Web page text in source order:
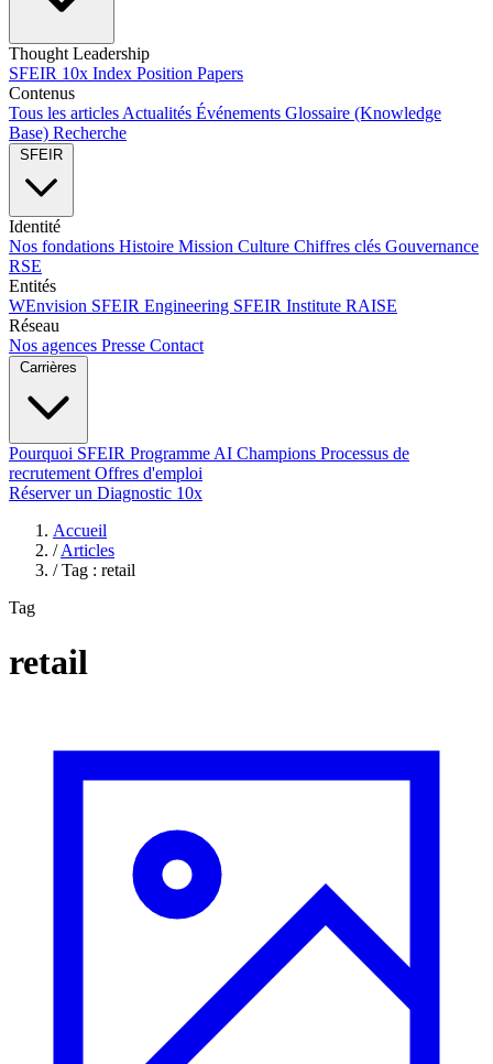
Thought Leadership
SFEIR 10x Index Position Papers
Contenus
Tous les articles Actualités Événements Glossaire (Knowledge
Base) Recherche
SFEIR
Identité
Nos fondations Histoire Mission Culture Chiffres clés Gouvernance
RSE
Entités
WEnvision SFEIR Engineering SFEIR Institute RAISE
Réseau
Nos agences Presse Contact
Carrières
Pourquoi SFEIR Programme AI Champions Processus de
recrutement Offres d'emploi
Réserver un Diagnostic 10x
Accueil
/ Articles
/ Tag : retail
Tag
retail